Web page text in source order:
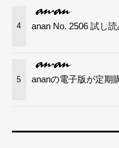
4 anan No. 2506 試し
5 ananの電子版が定期